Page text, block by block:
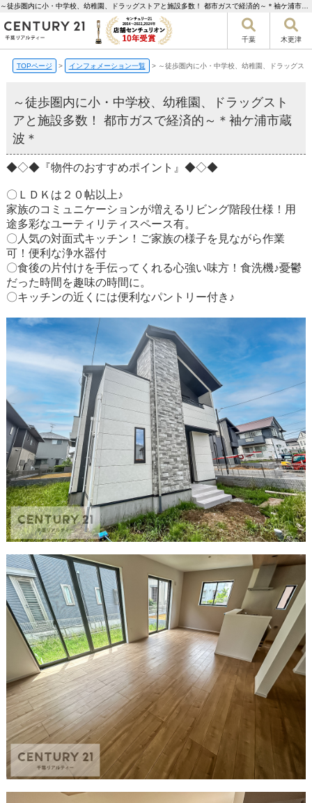
千葉 木更津
TOPページ > インフォメーション一覧 > ～徒歩圏内に小・中学校、幼稚園、ドラッグス
～徒歩圏内に小・中学校、幼稚園、ドラッグスト
アと施設多数！ 都市ガスで経済的～＊袖ケ浦市蔵
波＊
◆◇◆『物件のおすすめポイント』◆◇◆
〇ＬＤＫは２０帖以上♪
家族のコミュニケーションが増えるリビング階段仕様！用
途多彩なユーティリティスペース有。
〇人気の対面式キッチン！ご家族の様子を見ながら作業
可！便利な浄水器付
〇食後の片付けを手伝ってくれる心強い味方！食洗機♪憂鬱
だった時間を趣味の時間に。
〇キッチンの近くには便利なパントリー付き♪